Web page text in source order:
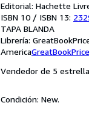
Editorial: Hachette
ISBN 10 / ISBN 13:
TAPA BLANDA
Librería:
America
Vendedor de 5
Condición: New.